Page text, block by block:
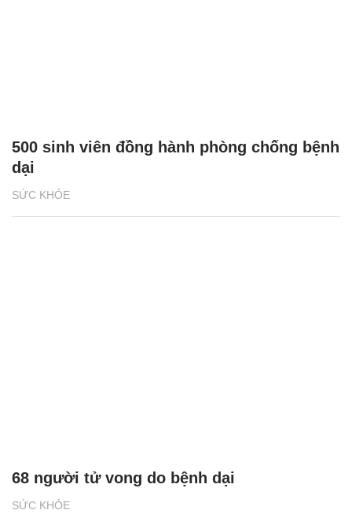
SỨC KHỎE
500 sinh viên đồng hành phòng chống bệnh
dại
SỨC KHỎE
68 người tử vong do bệnh dại